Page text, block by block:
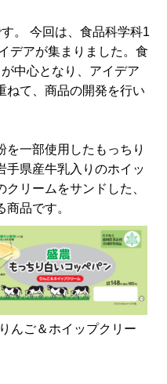
。 今回は、食品科学科1
デアが集まりました。食
中心となり、アイデア
ねて、商品の開発を行い
を一部使用したもっちり
手県産牛乳入りのホイッ
リームをサンドした、
品です。
んご＆ホイップクリー